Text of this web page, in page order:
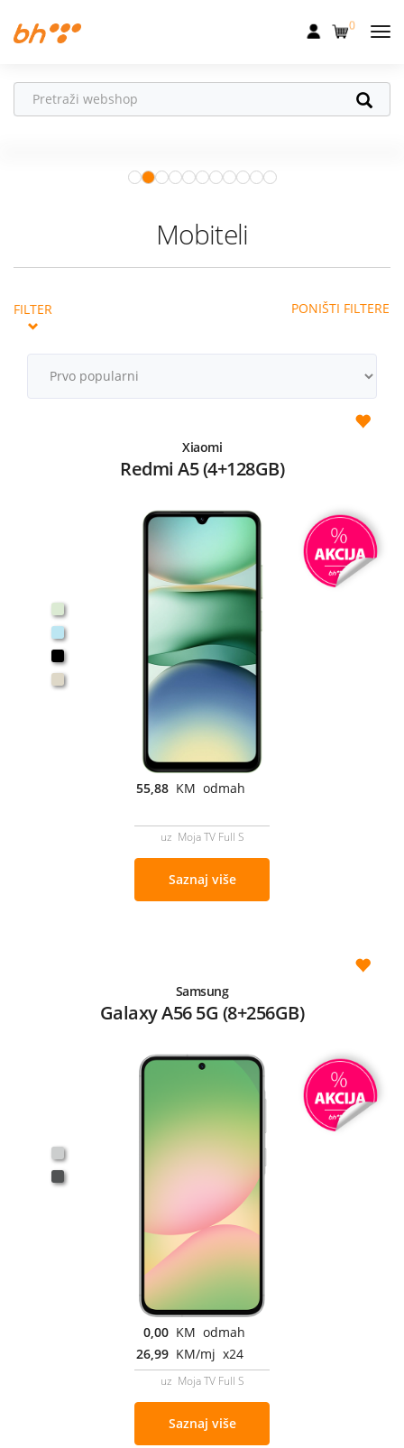
Fiksna
Akcije
Podrška
0
Ne propusti
od 04.08.–31.08. očekuju te
super pokloni!
Mobiteli
FILTER PONIŠTI FILTERE
Xiaomi
Redmi A5 (4+128GB)
55,88 KM odmah
uz Moja TV Full S
Saznaj više
Samsung
Galaxy A56 5G (8+256GB)
0,00 KM odmah
26,99 KM/mj x24
uz Moja TV Full S
Saznaj više